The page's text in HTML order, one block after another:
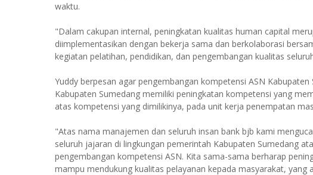
waktu.
"Dalam cakupan internal, peningkatan kualitas human capital
diimplementasikan dengan bekerja sama dan berkolaborasi
kegiatan pelatihan, pendidikan, dan pengembangan kualitas
Yuddy berpesan agar pengembangan kompetensi ASN
Kabupaten Sumedang memiliki peningkatan kompetensi yang
atas kompetensi yang dimilikinya, pada unit kerja penempatan
"Atas nama manajemen dan seluruh insan bank bjb kami
seluruh jajaran di lingkungan pemerintah Kabupaten Sumedang
pengembangan kompetensi ASN. Kita sama-sama berharap
mampu mendukung kualitas pelayanan kepada masyarakat, yang